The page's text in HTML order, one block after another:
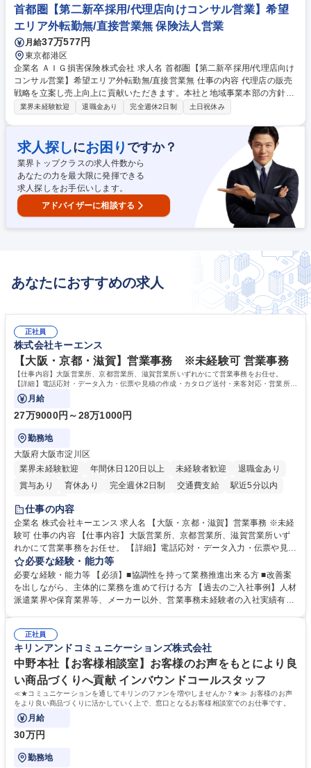
の方へ】これまで培ったスキルを活かしながら、プロを目指すことができ
る環境を整えています。新たな挑戦をしたい方をお待ちしております。 募
集職種 東京【代理店向けコンサル営業】希望エリア外転勤無/直接営業無/
月給37万以上
首都圏【第二新卒採用/代理店向けコンサル営業】希望
エリア外転勤無/直接営業無 保険法人営業
月給37万577円
東京都港区
企業名 ＡＩＧ損害保険株式会社 求人名 首都圏【第二新卒採用/代理店向け
コンサル営業】希望エリア外転勤無/直接営業無 仕事の内容 代理店の販売
戦略を立案し売上向上に貢献いただきます。本社と地域事業本部の方針に
沿って戦略や施策を実行します。代理店からの信頼を得て、やりがいと誇
易度の高いマーケット開発や将来専業プロ代理店となる研修生の採用・育
成などもお任せしていきます。保険商品のみならず仕事を通じて幅広く多
くのことを学び、プロフェッショナルに成長できます。 【金融業界ご経験
者の方へ】これまで培ったスキルを活かしながら、プロを目指すことがで
きる環境を整えています。新たな挑戦をしたい方をお待ちしております。
募集職種 首都圏【第二新卒採用/代理店向けコンサル営業】希望エリア外
転勤無/直接営業無
業界未経験歓迎 退職金あり 完全週休2日制 土日祝休み
求人探しにお困り ですか？
業界トップクラスの求人件数から
あなたの力を最大限に発揮できる
求人探しをお手伝いします。
アドバイザーに相談する
あなたにおすすめの求人
正社員
株式会社キーエンス
【大阪・京都・滋賀】営業事務 ※未経験可 営業事務
【仕事内容】大阪営業所、京都営業所、滋賀営業所いずれかにて営業事務をお任せ。
【詳細】電話応対・データ入力・伝票や見積の作成・カタログ送付・来客対応・営業所内
で発生する事務業務や業務改善をお任せ。
月給
27万9000円～28万1000円
勤務地
大阪府大阪市淀川区
業界未経験歓迎
年間休日120日以上 未経験者歓迎
退職金あり
賞与あり
育休あり 完全週休2日制 交通費支給
駅近5分以内
土日祝休み
仕事の内容
企業名 株式会社キーエンス 求人名 【大阪・京都・滋賀】営業事務 ※未経
験可 仕事の内容 【仕事内容】大阪営業所、京都営業所、滋賀営業所いず
れかにて営業事務をお任せ。 【詳細】電話応対・データ入力・伝票や見積
の作成・カタログ送付・来客対応・営業所内で発生する事務業務や業務改
善をお任せ。 【教育制度】ご入社後、育成担当とペアになりながらOJTに
て業務を覚えていただくことが可能です。業務システムがきちんと構築さ
れているため、スムーズに仕事に慣れることができる環境です。また、
募集職種 【大阪・京都・滋賀】営業事務 ※未経験可
必要な経験・能力等
必要な経験・能力等 【必須】■協調性を持って業務推進出来る方 ■改善案
を出しながら、主体的に業務を進めて行ける方 【過去のご入社事例】人材
派遣業界や保育業界等、メーカー以外、営業事務未経験者の入社実績有
えて、お客様や社員の状況に合わせ、能動的なサポート、改善の動きも期
待され。組織を支えるスペシャリストとして、チームに貢献し、結果的に
社員から頼られる存在になることができます。平均19:30の退勤以降の業
務の持ち帰りも禁止されており、メリハリのある働き方となります。 学
歴・資格 学歴：大学院 大学 高専 短大 語学力： 資格：
正社員
キリンアンドコミュニケーションズ株式会社
中野本社【お客様相談室】お客様のお声をもとにより良
い商品づくりへ貢献 インバウンドコールスタッフ
≪★コミュニケーションを通してキリンのファンを増やしませんか？★≫ お客様のお声
をより良い商品づくりに活かしていく上で、窓口となるお客様相談室でのお仕事です。
月給
30万円
勤務地